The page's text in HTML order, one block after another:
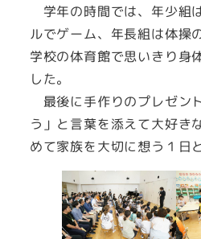
学年の時間では、年少組
ルでゲーム、年長組は体操
学校の体育館で思いきり身
した。
最後に手作りのプレゼン
う」と言葉を添えて大好き
めて家族を大切に想う１日